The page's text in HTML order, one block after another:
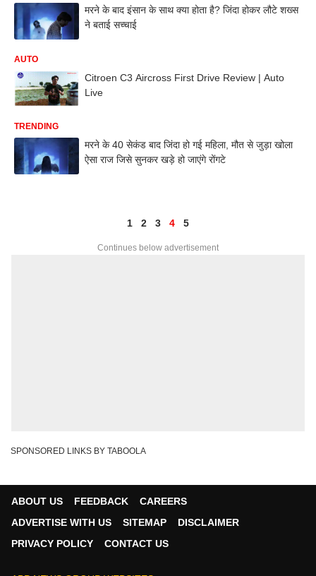
मरने के बाद इंसान के साथ क्या होता है? जिंदा होकर लौटे शख्स
ने बताई सच्चाई
AUTO
Citroen C3 Aircross First Drive Review | Auto
Live
TRENDING
मरने के 40 सेकंड बाद जिंदा हो गई महिला, मौत से जुड़ा खोला
ऐसा राज जिसे सुनकर खड़े हो जाएंगे रोंगटे
1 2 3 4 5
Continues below advertisement
SPONSORED LINKS BY TABOOLA
ABOUT US FEEDBACK
CAREERS
ADVERTISE WITH US
SITEMAP
DISCLAIMER
PRIVACY POLICY
CONTACT US